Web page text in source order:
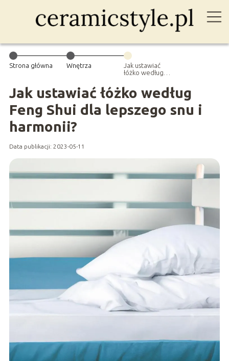
Strona główna Wnętrza
Jak ustawiać
łóżko według
lepszego snu i
harmonii?
Jak ustawiać łóżko według
Feng Shui dla lepszego snu i
harmonii?
Data publikacji: 2023-05-11